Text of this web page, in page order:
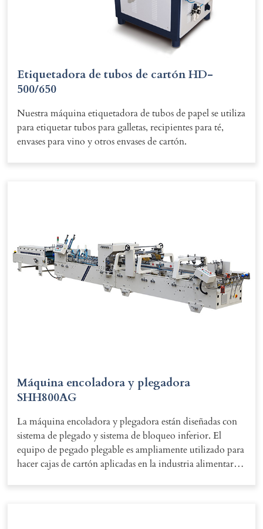
Etiquetadora de tubos de cartón HD-
500/650
Nuestra máquina etiquetadora de tubos de papel se utiliza
para etiquetar tubos para galletas, recipientes para té,
envases para vino y otros envases de cartón.
Máquina encoladora y plegadora
SHH800AG
La máquina encoladora y plegadora están diseñadas con
sistema de plegado y sistema de bloqueo inferior. El
equipo de pegado plegable es ampliamente utilizado para
hacer cajas de cartón aplicadas en la industria alimentaria,